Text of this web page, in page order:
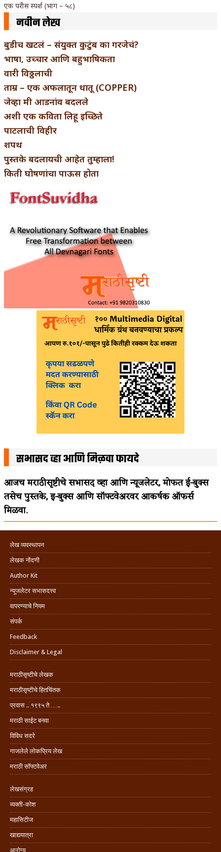
एक परीस स्पर्श (भाग – ५८)
नवीन लेख
बुडीच खटलं – संयुक्त कुटुंब का गरजेचं?
भाषा, उच्चार आणि बहुभाषिकता
वारी विठ्ठलाची
ताम्र – एक अफलातून धातू (COPPER)
जेव्हा मी आडनांव बदलले
अशी एक कविता लिहू इच्छिते
पाटलाची विहीर
शपथ
पुस्तके बदलायची आहेत तुम्हाला!
किती घोषणांचा पाऊस होता
सभासद व्हा आणि मिळवा फायदे
आजच मराठीसृष्टीचे सभासद व्हा आणि न्यूजलेटर, मोफत ई-बुक्स
तसेच पुस्तके, इ-बुक्स आणि सॉफ्टवेअरवर आकर्षक ऑफर्स
मिळवा.
लेख व्यवस्थापन
लेखक नोंदणी
Author Kit
न्यूजलेटर सभासदत्त्व
वापरण्याचे नियम
संपर्क
Feedback
Disclaimer & Legal
मराठीसृष्टीचे लेखक
मराठीसृष्टीचे हितचिंतक
प्रवास .. १९९५ ते …..
मराठी साईट बनवा
विविध सदरे
गाजलेले लोकप्रिय लेख
मराठी सॉफ्टवेअर
लेखसंग्रह
व्यक्ती-कोश
महासिटीज
खाद्ययात्रा
आरोग्य